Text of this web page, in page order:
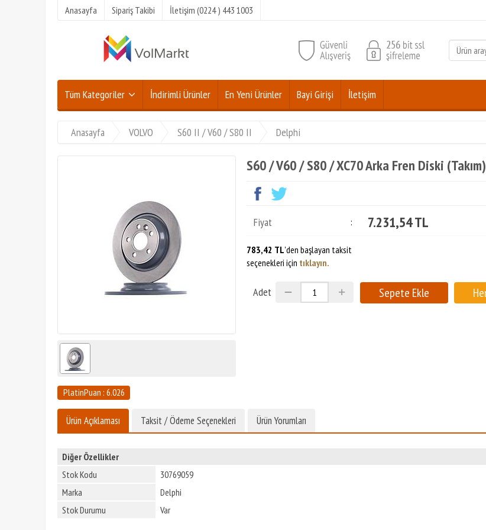
Anasayfa Sipariş Takibi İletişim (0224 ) 443 1003
Tüm Kategoriler İndirimli Ürünler En Yeni Ürünler Bayi Girişi İletişim
Anasayfa VOLVO S60 II / V60 / S80 II Delphi
PlatinPuan : 6.026
S60 / V60 / S80 / XC70 Arka Fren Diski (Takım)
Fiyat : 7.231,54 TL
783,42 TL'den başlayan taksit
seçenekleri için tıklayın.
Adet
Ürün Açıklaması Taksit / Ödeme Seçenekleri Ürün Yorumları
Diğer Özellikler
Stok Kodu
30769059
Marka
Delphi
Stok Durumu
Var